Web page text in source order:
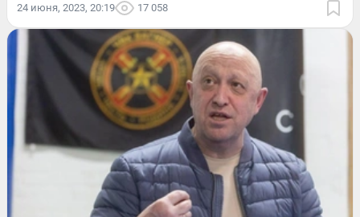
24 июня, 2023, 20:19 17 058